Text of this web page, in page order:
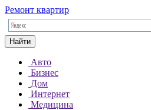
Ремонт квартир
Найти
Авто
Бизнес
Дом
Интернет
Медицина